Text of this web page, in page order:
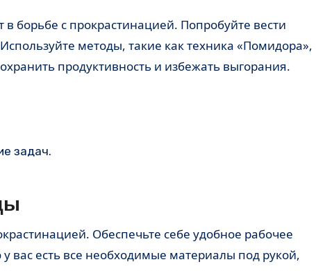
методы, такие как техника «Помидора»,
продуктивность и избежать выгорания.
задач.
вас есть все необходимые материалы под рукой,